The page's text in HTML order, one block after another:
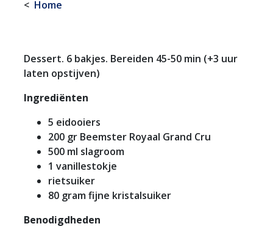
Home
Dessert. 6 bakjes. Bereiden 45-50 min (+3 uur
laten opstijven)
Ingrediënten
5 eidooiers
200 gr Beemster Royaal Grand Cru
500 ml slagroom
1 vanillestokje
rietsuiker
80 gram fijne kristalsuiker
Benodigdheden